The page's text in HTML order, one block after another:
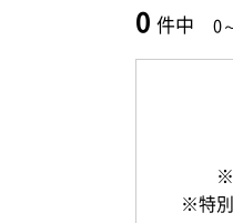
0 件中 0
※
※特